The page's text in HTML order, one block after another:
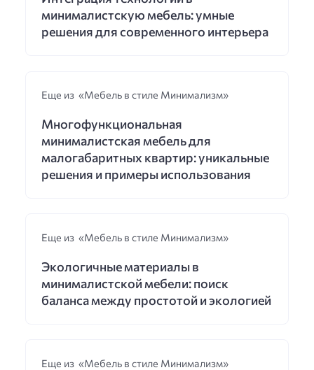
минималистскую мебель: умные
решения для современного интерьера
Еще из «Мебель в стиле Минимализм»
Многофункциональная
минималистская мебель для
малогабаритных квартир: уникальные
решения и примеры использования
Еще из «Мебель в стиле Минимализм»
Экологичные материалы в
минималистской мебели: поиск
баланса между простотой и экологией
Еще из «Мебель в стиле Минимализм»